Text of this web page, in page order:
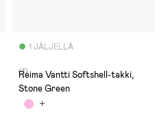
1 JÄLJELLÄ
(1)
Reima Vantti Softshell-takki,
Stone Green